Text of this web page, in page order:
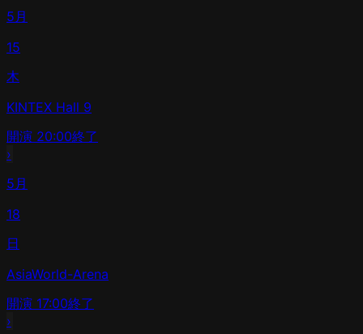
5月
15
木
KINTEX Hall 9
開演 20:00終了
›
5月
18
日
AsiaWorld-Arena
開演 17:00終了
›